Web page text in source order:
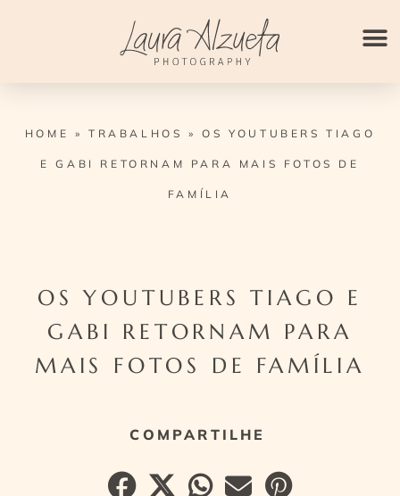
HOME »TRABALHOS »OS YOUTUBERS TIAGO
E GABI RETORNAM PARA MAIS FOTOS DE
FAMÍLIA
OS YOUTUBERS TIAGO E
GABI RETORNAM PARA
MAIS FOTOS DE FAMÍLIA